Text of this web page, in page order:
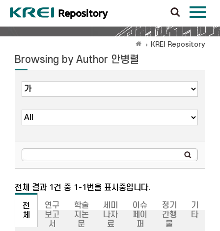
KREI Repository
Browsing by Author 안병렬
전체 결과 1건 중 1-1번을 표시중입니다.
전
체
연구
보고
서
학술
지논
문
세미
나자
료
이슈
페이
퍼
정기
간행
물
기
타